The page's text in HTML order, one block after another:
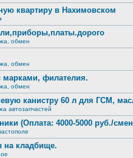
квартиру в Нахимовском
обмен
обмен
филателия.
обмен
канистру 60 л для ГСМ,
автозапчастей
(Оплата: 4000-5000 руб./
на кладбище.